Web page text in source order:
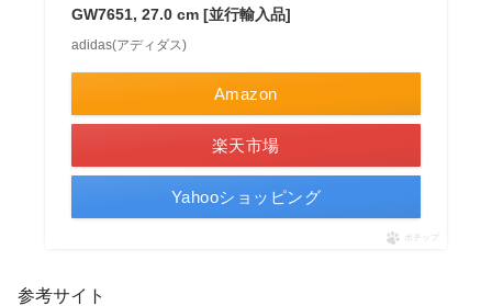
GW7651, 27.0 cm [並行輸入品]
adidas(アディダス)
Amazon
楽天市場
Yahooショッピング
ポチップ
参考サイト